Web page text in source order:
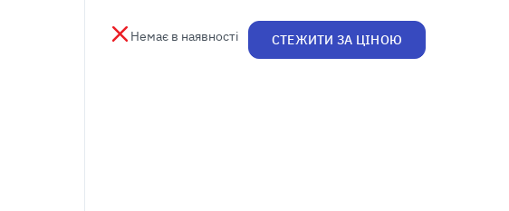
Немає в наявності СТЕЖИТИ ЗА ЦІНОЮ